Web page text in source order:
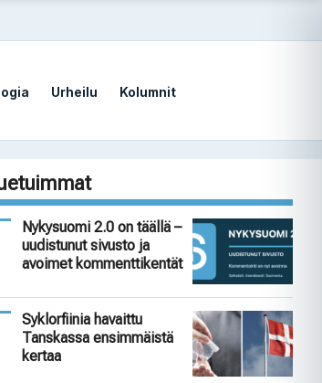
Urheilu Kolumnit
Nykysuomi 2.0 on täällä –
uudistunut sivusto ja
avoimet kommenttikentät
Syklorfiinia havaittu
Tanskassa ensimmäistä
kertaa